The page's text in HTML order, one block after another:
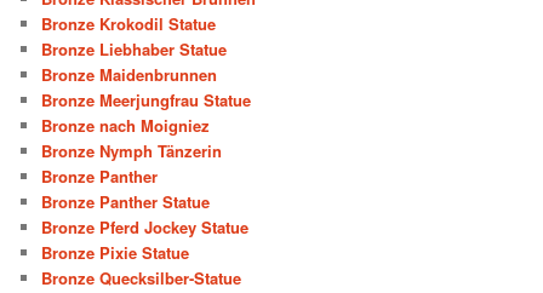
Bronze Krokodil Statue
Bronze Liebhaber Statue
Bronze Maidenbrunnen
Bronze Meerjungfrau Statue
Bronze nach Moigniez
Bronze Nymph Tänzerin
Bronze Panther
Bronze Panther Statue
Bronze Pferd Jockey Statue
Bronze Pixie Statue
Bronze Quecksilber-Statue